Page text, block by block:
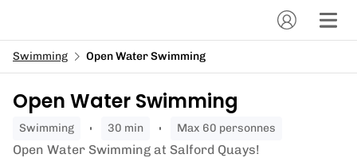
Swimming Open Water Swimming
Open Water Swimming
swimming 30 min Max 60 personnes
Open Water Swimming at Salford Quays!